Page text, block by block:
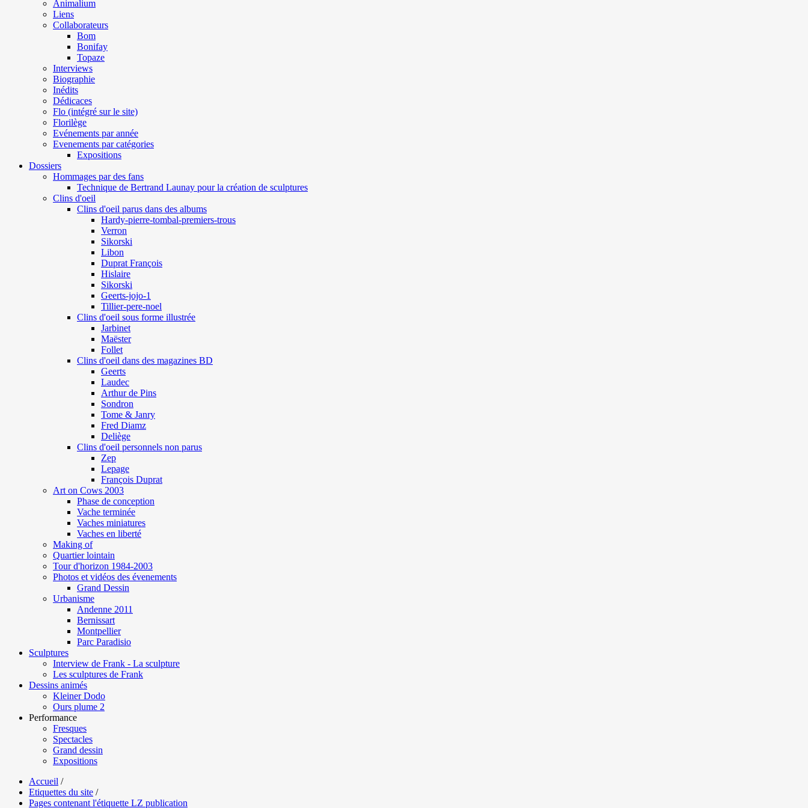
Animalium
Liens
Collaborateurs
Bom
Bonifay
Topaze
Interviews
Biographie
Inédits
Dédicaces
Flo (intégré sur le site)
Florilège
Evénements par année
Evenements par catégories
Expositions
Dossiers
Hommages par des fans
Technique de Bertrand Launay pour la création de sculptures
Clins d'oeil
Clins d'oeil parus dans des albums
Hardy-pierre-tombal-premiers-trous
Verron
Sikorski
Libon
Duprat François
Hislaire
Sikorski
Geerts-jojo-1
Tillier-pere-noel
Clins d'oeil sous forme illustrée
Jarbinet
Maëster
Follet
Clins d'oeil dans des magazines BD
Geerts
Laudec
Arthur de Pins
Sondron
Tome & Janry
Fred Diamz
Deliège
Clins d'oeil personnels non parus
Zep
Lepage
François Duprat
Art on Cows 2003
Phase de conception
Vache terminée
Vaches miniatures
Vaches en liberté
Making of
Quartier lointain
Tour d'horizon 1984-2003
Photos et vidéos des évenements
Grand Dessin
Urbanisme
Andenne 2011
Bernissart
Montpellier
Parc Paradisio
Sculptures
Interview de Frank - La sculpture
Les sculptures de Frank
Dessins animés
Kleiner Dodo
Ours plume 2
Performance
Fresques
Spectacles
Grand dessin
Expositions
Accueil /
Etiquettes du site /
Pages contenant l'étiquette LZ publication